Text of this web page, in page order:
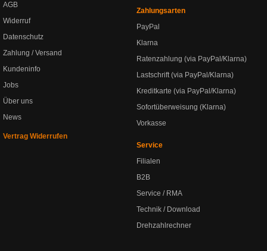
AGB
Widerruf
Datenschutz
Zahlung / Versand
Kundeninfo
Jobs
Über uns
News
Vertrag Widerrufen
Zahlungsarten
PayPal
Klarna
Ratenzahlung (via PayPal/Klarna)
Lastschrift (via PayPal/Klarna)
Kreditkarte (via PayPal/Klarna)
Sofortüberweisung (Klarna)
Vorkasse
Service
Filialen
B2B
Service / RMA
Technik / Download
Drehzahlrechner